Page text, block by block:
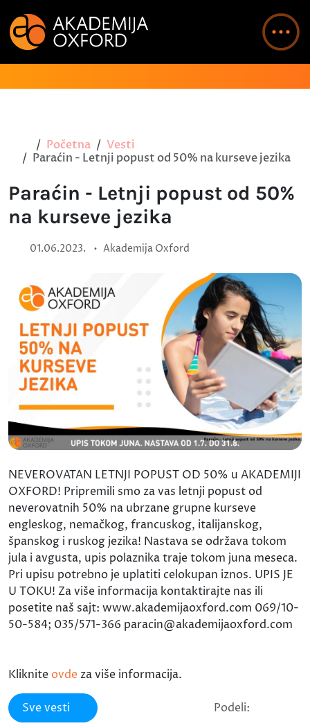
Početna
Vesti
Paraćin - Letnji popust od 50% na kurseve jezika
Paraćin - Letnji popust od 50%
na kurseve jezika
01.06.2023. • Akademija Oxford
NEVEROVATAN LETNJI POPUST OD 50% u AKADEMIJI
OXFORD! Pripremili smo za vas letnji popust od
neverovatnih 50% na ubrzane grupne kurseve
engleskog, nemačkog, francuskog, italijanskog,
španskog i ruskog jezika! Nastava se održava tokom
jula i avgusta, upis polaznika traje tokom juna meseca.
Pri upisu potrebno je uplatiti celokupan iznos. UPIS JE
U TOKU! Za više informacija kontaktirajte nas ili
posetite naš sajt: www.akademijaoxford.com 069/10-
50-584; 035/571-366 paracin@akademijaoxford.com
Kliknite ovde za više informacija.
Sve vesti Podeli: